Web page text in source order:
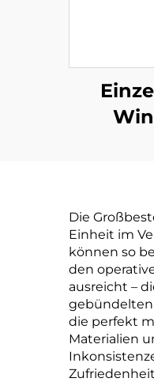
Die
Einheit im
können so
den
ausreicht –
gebündelten
die perfekt
Materialien